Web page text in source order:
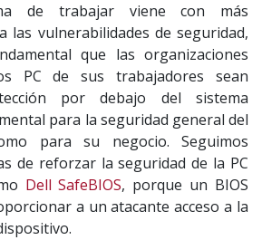
de trabajar viene con más
las vulnerabilidades de seguridad,
que las organizaciones
PC de sus trabajadores sean
por debajo del sistema
para la seguridad general del
para su negocio. Seguimos
de reforzar la seguridad de la PC
Dell SafeBIOS, porque un BIOS
a un atacante acceso a la